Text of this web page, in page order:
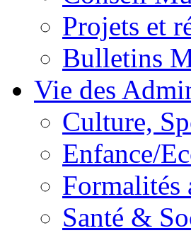
Projets et
Bulletins
Vie des
Culture,
Enfance/
Formalités
Santé &